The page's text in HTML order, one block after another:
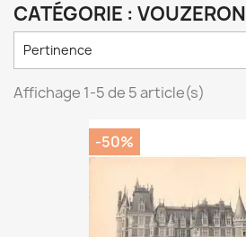
CATÉGORIE : VOUZERON
Pertinence
Affichage 1-5 de 5 article(s)
-50%